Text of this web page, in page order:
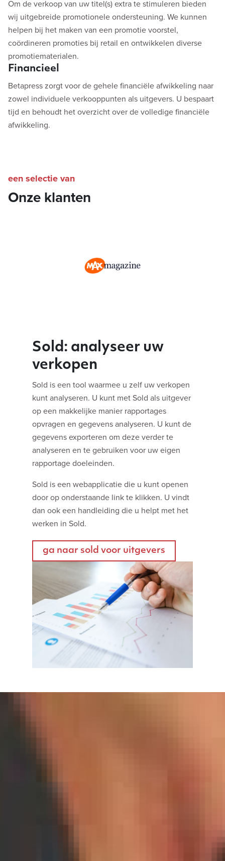
Om de verkoop van uw titel(s) extra te stimuleren bieden
wij uitgebreide promotionele ondersteuning. We kunnen
helpen bij het maken van een promotie voorstel,
coördineren promoties bij retail en ontwikkelen diverse
promotiematerialen.
Financieel
Betapress zorgt voor de gehele financiële afwikkeling naar
zowel individuele verkooppunten als uitgevers. U bespaart
tijd en behoudt het overzicht over de volledige financiële
afwikkeling.
Onze klanten
een selectie van
Sold: analyseer uw
verkopen
Sold is een tool waarmee u zelf uw verkopen
kunt analyseren. U kunt met Sold als uitgever
op een makkelijke manier rapportages
opvragen en gegevens analyseren. U kunt de
gegevens exporteren om deze verder te
analyseren en te gebruiken voor uw eigen
rapportage doeleinden.
Sold is een webapplicatie die u kunt openen
door op onderstaande link te klikken. U vindt
dan ook een handleiding die u helpt met het
werken in Sold.
ga naar sold voor uitgevers